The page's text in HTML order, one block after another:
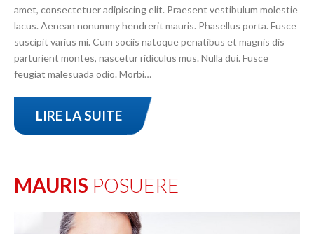
amet, consectetuer adipiscing elit. Praesent vestibulum molestie
lacus. Aenean nonummy hendrerit mauris. Phasellus porta. Fusce
suscipit varius mi. Cum sociis natoque penatibus et magnis dis
parturient montes, nascetur ridiculus mus. Nulla dui. Fusce
feugiat malesuada odio. Morbi…
LIRE LA SUITE
MAURIS POSUERE